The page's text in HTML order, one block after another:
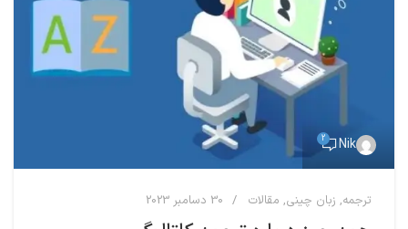
Nik
2
ترجمه, زبان چینی, مقالات 30 دسامبر 2023